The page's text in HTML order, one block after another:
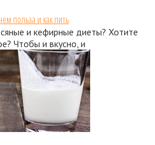
польза и как пить
и кефирные диеты? Хотите
Чтобы и вкусно, и